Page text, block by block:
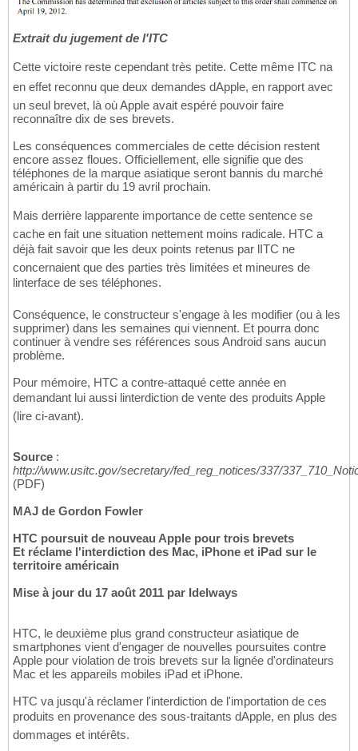
Extrait du jugement de l'ITC
Cette victoire reste cependant très petite. Cette même ITC na
en effet reconnu que deux demandes dApple, en rapport avec
un seul brevet, là où Apple avait espéré pouvoir faire
reconnaître dix de ses brevets.
Les conséquences commerciales de cette décision restent
encore assez floues. Officiellement, elle signifie que des
téléphones de la marque asiatique seront bannis du marché
américain à partir du 19 avril prochain.
Mais derrière lapparente importance de cette sentence se
cache en fait une situation nettement moins radicale. HTC a
déjà fait savoir que les deux points retenus par lITC ne
concernaient que des parties très limitées et mineures de
linterface de ses téléphones.
Conséquence, le constructeur s'engage à les modifier (ou à les
supprimer) dans les semaines qui viennent. Et pourra donc
continuer à vendre ses références sous Android sans aucun
problème.
Pour mémoire, HTC a contre-attaqué cette année en
demandant lui aussi linterdiction de vente des produits Apple
(lire ci-avant).
Source :
http://www.usitc.gov/secretary/fed_reg_notices/337/
(PDF)
MAJ de Gordon Fowler
HTC poursuit de nouveau Apple pour trois brevets
Et réclame l'interdiction des Mac, iPhone et iPad sur le
territoire américain
Mise à jour du 17 août 2011 par Idelways
HTC, le deuxième plus grand constructeur asiatique de
smartphones vient d'engager de nouvelles poursuites contre
Apple pour violation de trois brevets sur la lignée d'ordinateurs
Mac et les appareils mobiles iPad et iPhone.
HTC va jusqu'à réclamer l'interdiction de l'importation de ces
produits en provenance des sous-traitants dApple, en plus des
dommages et intérêts.